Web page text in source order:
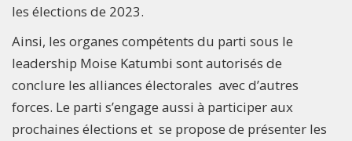
les élections de 2023.
Ainsi, les organes compétents du parti sous le
leadership Moise Katumbi sont autorisés de
conclure les alliances électorales avec d’autres
forces. Le parti s’engage aussi à participer aux
prochaines élections et se propose de présenter les